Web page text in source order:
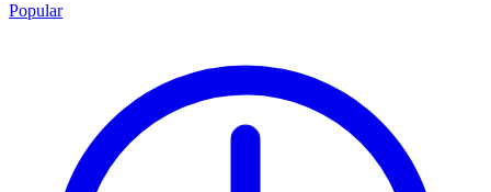
Popular